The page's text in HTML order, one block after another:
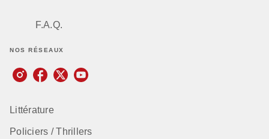
F.A.Q.
NOS RÉSEAUX
Littérature
Policiers / Thrillers